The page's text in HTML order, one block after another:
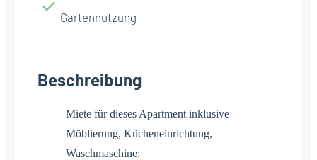
Gartennutzung
Beschreibung
Miete für dieses Apartment inklusive
Möblierung, Kücheneinrichtung,
Waschmaschine: